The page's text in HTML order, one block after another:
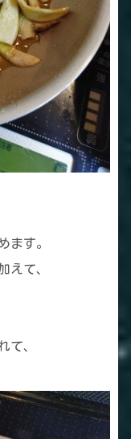
ます。
えて、
て、